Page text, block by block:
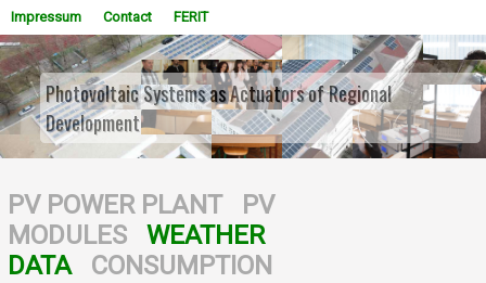
Impressum Contact FERIT
WOWSlider.com
Photovoltaic Systems as Actuators of Regional
Development
PV POWER PLANT
PV
MODULES
WEATHER
DATA
CONSUMPTION